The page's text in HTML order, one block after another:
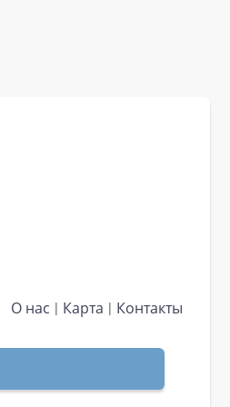
О нас Карта Контакты